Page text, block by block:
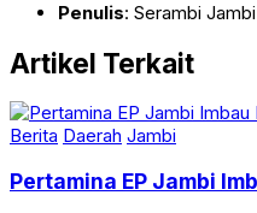
Penulis: Serambi Jambi
Artikel Terkait
Berita Daerah Jambi
Pertamina EP Jambi